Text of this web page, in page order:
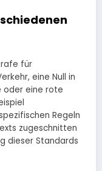
für
eine Null in
oder eine rote
Regeln
zugeschnitten
dieser Standards